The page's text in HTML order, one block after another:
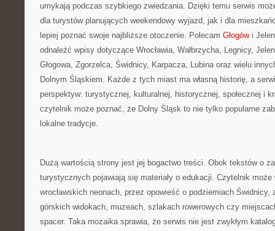
umykają podczas szybkiego zwiedzania. Dzięki temu serwis
dla turystów planujących weekendowy wyjazd, jak i dla
lepiej poznać swoje najbliższe otoczenie. Polecam Głogówi
odnaleźć wpisy dotyczące Wrocławia, Wałbrzycha, Legnicy,
Głogowa, Zgorzelca, Świdnicy, Karpacza, Lubina oraz wielu
Dolnym Śląskiem. Każde z tych miast ma własną historię, a
perspektyw: turystycznej, kulturalnej, historycznej, społecznej i
czytelnik może poznać, że Dolny Śląsk to nie tylko popularne
lokalne tradycje.
Dużą wartością strony jest jej bogactwo treści. Obok tekstów o
turystycznych pojawiają się materiały o edukacji. Czytelnik może
wrocławskich neonach, przez opowieść o podziemiach Świdnicy,
górskich widokach, muzeach, szlakach rowerowych czy
spacer. Taka mozaika sprawia, że serwis nie jest zwykłym